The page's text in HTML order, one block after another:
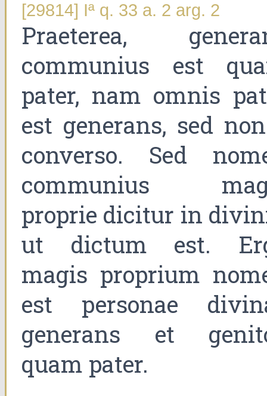
[29814] Iª q. 33 a. 2 arg. 2
Praeterea,
communius est
pater, nam omnis
est generans, sed
converso. Sed
communius
proprie dicitur in
ut dictum est.
magis proprium
est personae
generans et
quam pater.